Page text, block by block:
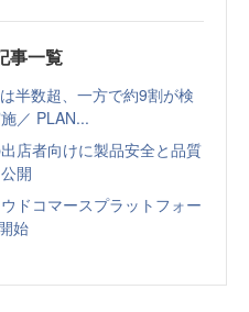
事一覧
半数超、一方で約9割が検
／ PLAN...
店者向けに製品安全と品質
開
ドコマースプラットフォー
始